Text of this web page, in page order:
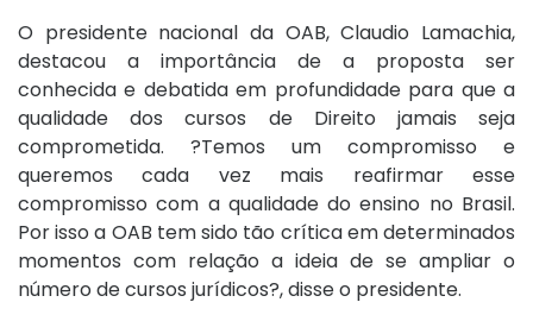
O presidente nacional da OAB, Claudio Lamachia,
destacou a importância de a proposta ser
conhecida e debatida em profundidade para que a
qualidade dos cursos de Direito jamais seja
comprometida. ?Temos um compromisso e
queremos cada vez mais reafirmar esse
compromisso com a qualidade do ensino no Brasil.
Por isso a OAB tem sido tão crítica em determinados
momentos com relação a ideia de se ampliar o
número de cursos jurídicos?, disse o presidente.